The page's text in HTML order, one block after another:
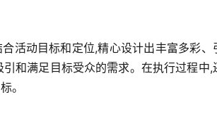
活动目标和定位,精心设计出丰富多彩、
和满足目标受众的需求。在执行过程中,
。